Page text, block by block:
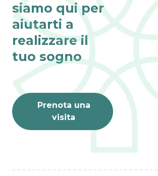
siamo qui per
aiutarti a
realizzare il
tuo sogno
Prenota una
visita